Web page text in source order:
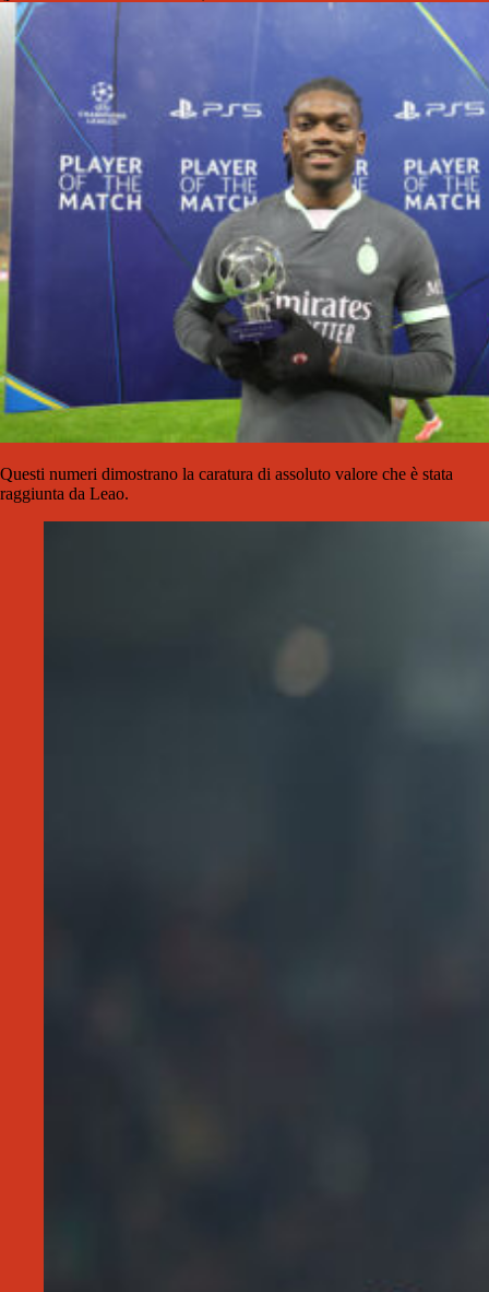
Questi numeri dimostrano la caratura di assoluto valore che è stata
raggiunta da Leao.